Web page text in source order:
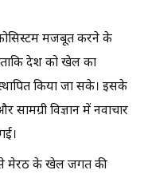
मजबूत करने के
देश को खेल का
किया जा सके। इसके
विज्ञान में नवाचार
से मेरठ के खेल जगत की